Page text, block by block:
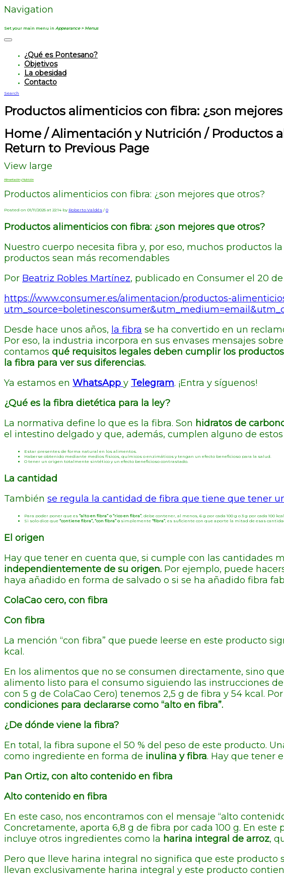
Navigation
Set your main menu in Appearance > Menus
¿Qué es Pontesano?
Objetivos
La obesidad
Contacto
Search
Productos alimenticios con fibra: ¿son
Home / Alimentación y Nutrición / Productos
Return to Previous Page
View large
Alimentación y Nutrición
Productos alimenticios con fibra: ¿son mejores que otros?
Posted on 01/11/2025 at 22:14 by Roberto Valdés / 0
Productos alimenticios con fibra: ¿son mejores que otros?
Nuestro cuerpo necesita fibra y, por eso, muchos productos
productos sean más recomendables
Por Beatriz Robles Martínez, publicado en Consumer el 20
https://www.consumer.es/alimentacion/productos-
Desde hace unos años, la fibra se ha convertido en un
Por eso, la industria incorpora en sus envases mensajes
contamos qué requisitos legales deben cumplir los
la fibra para ver sus diferencias.
Ya estamos en WhatsApp y Telegram. ¡Entra y síguenos!
¿Qué es la fibra dietética para la ley?
La normativa define lo que es la fibra. Son hidratos de
el intestino delgado y que, además, cumplen alguno de
Estar presentes de forma natural en los alimentos.
Haberse obtenido mediante medios físicos, químicos o enzimáticos y tengan un efecto beneficioso para la salud.
O tener un origen totalmente sintético y un efecto beneficioso contrastado.
La cantidad
También se regula la cantidad de fibra que tiene que tener
Para poder poner que es “alto en fibra” o “rico en fibra” , debe contener, al menos, 6 g por cada 100 g o 3 g por cada 100 kcal.
Si solo dice que “contiene fibra”, “con fibra” o simplemente “fibra” , es suficiente con que aporte la mitad de esas
El origen
Hay que tener en cuenta que, si cumple con las cantidades
independientemente de su origen. Por ejemplo, puede
haya añadido en forma de salvado o si se ha añadido fibra
ColaCao cero, con fibra
Con fibra
La mención “con fibra” que puede leerse en este producto
kcal.
En los alimentos que no se consumen directamente, sino
alimento listo para el consumo siguiendo las instrucciones
con 5 g de ColaCao Cero) tenemos 2,5 g de fibra y 54 kcal.
condiciones para declararse como “alto en fibra”.
¿De dónde viene la fibra?
En total, la fibra supone el 50 % del peso de este producto.
como ingrediente en forma de inulina y fibra. Hay que tener
Pan Ortiz, con alto contenido en fibra
Alto contenido en fibra
En este caso, nos encontramos con el mensaje “alto
Concretamente, aporta 6,8 g de fibra por cada 100 g. En
incluye otros ingredientes como la harina integral de arroz,
Pero que lleve harina integral no significa que este producto
llevan exclusivamente harina integral y este producto